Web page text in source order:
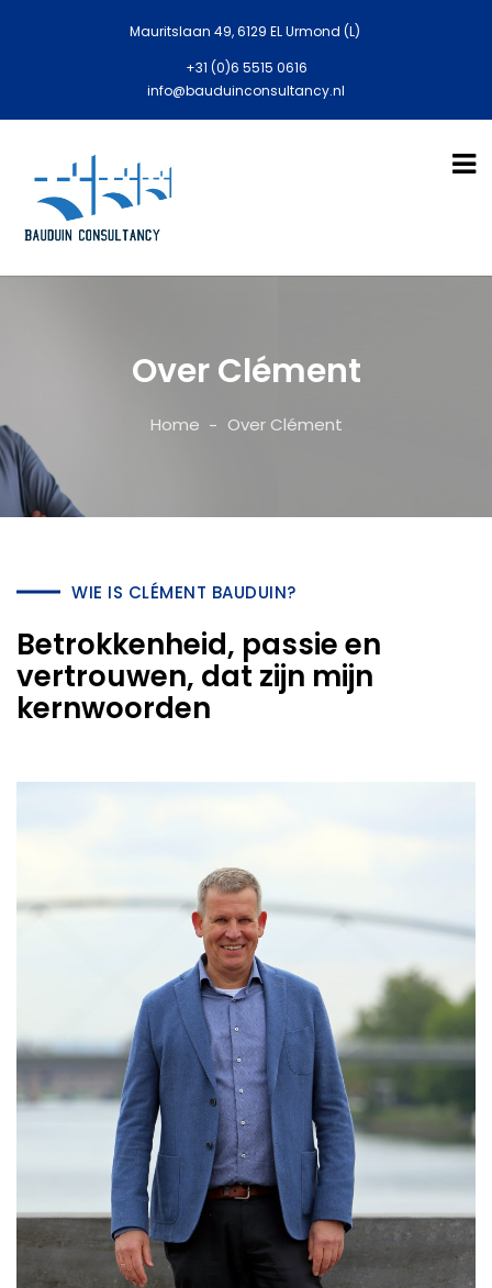
Mauritslaan 49, 6129 EL Urmond (L)
+31 (0)6 5515 0616
info@bauduinconsultancy.nl
Over Clément
Home Over Clément
WIE IS CLÉMENT BAUDUIN?
Betrokkenheid, passie en
vertrouwen, dat zijn mijn
kernwoorden